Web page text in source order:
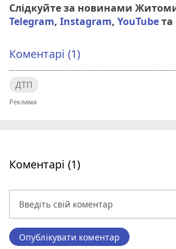
Слідкуйте за новинами
Telegram, Instagram, YouTubeта
Коментарі (1)
ДТП
Коментарі (1)
Опублікувати коментар